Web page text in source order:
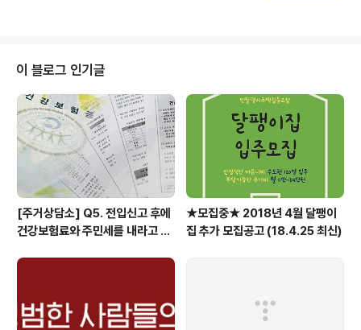
이 블로그 인기글
[주거상담소] Q5. 전입신고 후에
건강보험료와 주민세를 내라고 고
★모집중★ 2018년 4월 달팽이
집 추가 모집공고 (18.4.25 최신)